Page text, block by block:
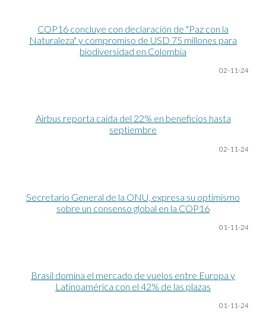
COP16 concluye con declaración de "Paz con la
Naturaleza" y compromiso de USD 75 millones para
biodiversidad en Colombia
02-11-24
Airbus reporta caída del 22% en beneficios hasta
septiembre
02-11-24
Secretario General de la ONU, expresa su optimismo
sobre un consenso global en la COP16
01-11-24
Brasil domina el mercado de vuelos entre Europa y
Latinoamérica con el 42% de las plazas
01-11-24